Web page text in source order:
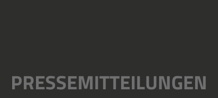
PRESSEMITTEILUNGEN